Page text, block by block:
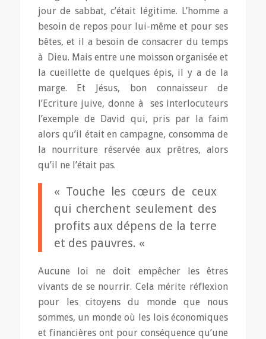
jour de sabbat, c’était légitime. L’homme a
besoin de repos pour lui-même et pour ses
bêtes, et il a besoin de consacrer du temps
à Dieu. Mais entre une moisson organisée et
la cueillette de quelques épis, il y a de la
marge. Et Jésus, bon connaisseur de
l’Ecriture juive, donne à ses interlocuteurs
l’exemple de David qui, pris par la faim
alors qu’il était en campagne, consomma de
la nourriture réservée aux prêtres, alors
qu’il ne l’était pas.
« Touche les cœurs de ceux
qui cherchent seulement des
profits aux dépens de la terre
et des pauvres. «
Aucune loi ne doit empêcher les êtres
vivants de se nourrir. Cela mérite réflexion
pour les citoyens du monde que nous
sommes, un monde où les lois économiques
et financières ont pour conséquence qu’une